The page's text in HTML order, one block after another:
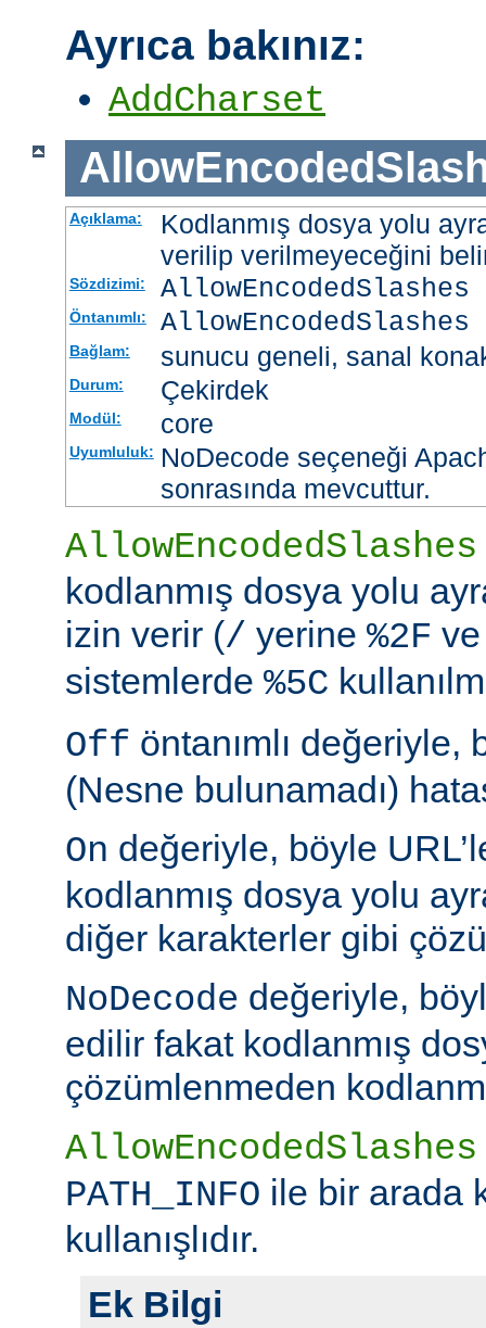
Ayrıca bakınız:
AddCharset
Açıklama:
Kodlanmış dosya yolu
verilip verilmeyeceğini
Sözdizimi: AllowEncodedSlashes
Öntanımlı:
Bağlam: sunucu geneli, sanal
Durum: Çekirdek
Modül: core
Uyumluluk: NoDecode seçeneği
sonrasında mevcuttur.
AllowEncodedSlashes
kodlanmış dosya yolu
izin verir (/ yerine %2F
sistemlerde %5C
Off öntanımlı değeriyle,
(Nesne bulunamadı)
On değeriyle, böyle
kodlanmış dosya yolu
diğer karakterler gibi
NoDecode değeriyle,
edilir fakat kodlanmış
çözümlenmeden
AllowEncodedSlashes
PATH_INFO ile bir arada
kullanışlıdır.
Ek Bilgi